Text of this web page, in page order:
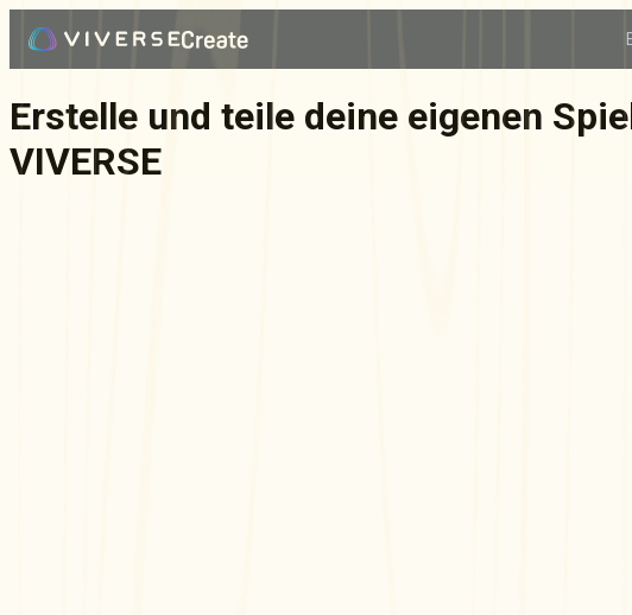
Erstelle und teile deine eigenen
VIVERSE